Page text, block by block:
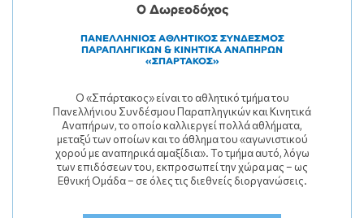
Ο Δωρεοδόχος
ΠΑΝΕΛΛΗΝΙΟΣ ΑΘΛΗΤΙΚΟΣ ΣΥΝΔΕΣΜΟΣ
ΠΑΡΑΠΛΗΓΙΚΩΝ & ΚΙΝΗΤΙΚΑ ΑΝΑΠΗΡΩΝ
«ΣΠΑΡΤΑΚΟΣ»
Ο «Σπάρτακος» είναι το αθλητικό τμήμα του
Πανελλήνιου Συνδέσμου Παραπληγικών και Κινητικά
Αναπήρων, το οποίο καλλιεργεί πολλά αθλήματα,
μεταξύ των οποίων και το άθλημα του «αγωνιστικού
χορού με αναπηρικά αμαξίδια». Το τμήμα αυτό, λόγω
των επιδόσεων του, εκπροσωπεί την χώρα μας – ως
Εθνική Ομάδα – σε όλες τις διεθνείς διοργανώσεις.